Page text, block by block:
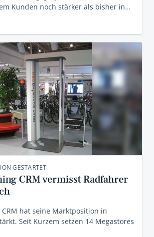
Kunden noch stärker als bisher in…
GESTARTET
CRM vermisst Radfahrer
CRM hat seine Marktposition in
Seit Kurzem setzen 14 Megastores